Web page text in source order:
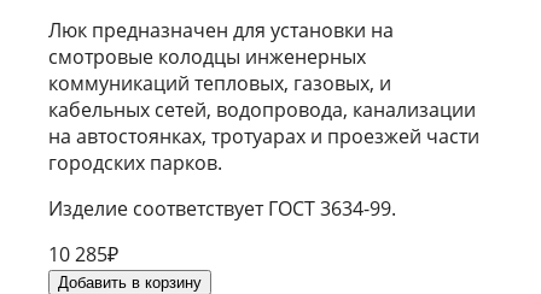
Люк предназначен для установки на
смотровые колодцы инженерных
коммуникаций тепловых, газовых, и
кабельных сетей, водопровода, канализации
на автостоянках, тротуарах и проезжей части
городских парков.
Изделие соответствует ГОСТ 3634-99.
10 285₽